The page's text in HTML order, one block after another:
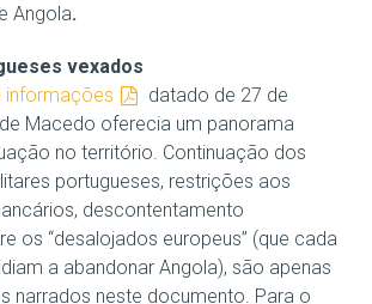
Angola.
vexados
informações
datado de 27 de
Macedo oferecia um panorama
no território. Continuação dos
portugueses, restrições aos
descontentamento
os “desalojados europeus” (que cada
a abandonar Angola), são apenas
narrados neste documento. Para o